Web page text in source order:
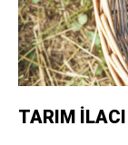
TARIM